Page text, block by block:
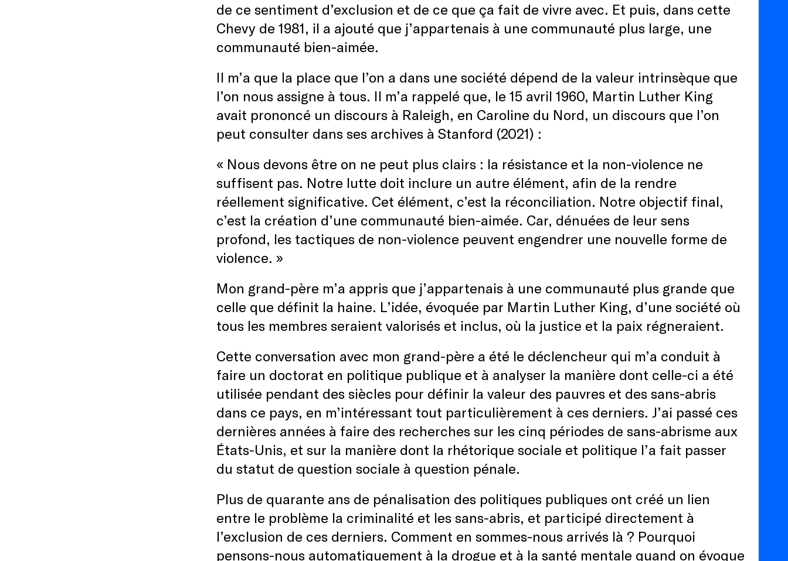
de ce sentiment d’exclusion et de ce que ça fait de vivre avec. Et puis, dans cette
Chevy de 1981, il a ajouté que j’appartenais à une communauté plus large, une
communauté bien-aimée.
Il m’a que la place que l’on a dans une société dépend de la valeur intrinsèque que
l’on nous assigne à tous. Il m’a rappelé que, le 15 avril 1960, Martin Luther King
avait prononcé un discours à Raleigh, en Caroline du Nord, un discours que l’on
peut consulter dans ses archives à Stanford (2021) :
« Nous devons être on ne peut plus clairs : la résistance et la non-violence ne
suffisent pas. Notre lutte doit inclure un autre élément, afin de la rendre
réellement significative. Cet élément, c’est la réconciliation. Notre objectif final,
c’est la création d’une communauté bien-aimée. Car, dénuées de leur sens
profond, les tactiques de non-violence peuvent engendrer une nouvelle forme de
violence. »
Mon grand-père m’a appris que j’appartenais à une communauté plus grande que
celle que définit la haine. L’idée, évoquée par Martin Luther King, d’une société où
tous les membres seraient valorisés et inclus, où la justice et la paix régneraient.
Cette conversation avec mon grand-père a été le déclencheur qui m’a conduit à
faire un doctorat en politique publique et à analyser la manière dont celle-ci a été
utilisée pendant des siècles pour définir la valeur des pauvres et des sans-abris
dans ce pays, en m’intéressant tout particulièrement à ces derniers. J’ai passé ces
dernières années à faire des recherches sur les cinq périodes de sans-abrisme aux
États-Unis, et sur la manière dont la rhétorique sociale et politique l’a fait passer
du statut de question sociale à question pénale.
Plus de quarante ans de pénalisation des politiques publiques ont créé un lien
entre le problème la criminalité et les sans-abris, et participé directement à
l’exclusion de ces derniers. Comment en sommes-nous arrivés là ? Pourquoi
pensons-nous automatiquement à la drogue et à la santé mentale quand on évoque